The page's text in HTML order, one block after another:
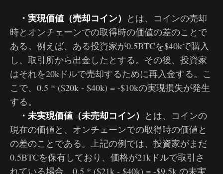
・実現価値（売却コイン） とは、コインの売却
時とオンチェーンでの取得時の価値の差のことで
ある。例えば、ある投資家が0.5BTCを$40kで購入
し、取引所から出金したとする。その後、投資家
はそれを20kドルで売却するために再入金する。こ
こで、0.5 * ($20k - $40k) = -$10kの実現損失が発生
する。
・未実現価値（未売却コイン） とは、コインの
現在の価値と、オンチェーンでの取得時の価値と
の差のことである。上記の例では、投資家がまだ
0.5BTCを保有しており、価格が21kドルで取引さ
れている場合、0.5 * ($21k - $40k) = -$9.5k の未実